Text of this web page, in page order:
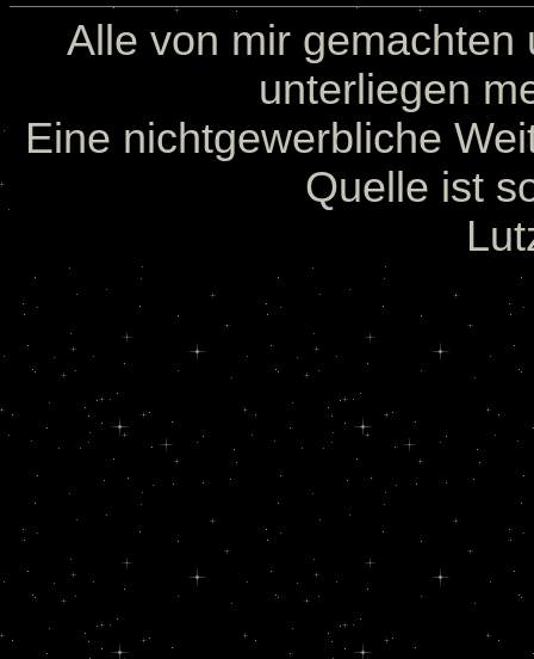
Alle von mir gemachten
unterliegen
Eine nichtgewerbliche
Quelle ist